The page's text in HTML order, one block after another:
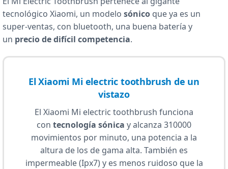
tecnológico Xiaomi, un modelo sónico que ya es un
super-ventas, con bluetooth, una buena batería y
un precio de difícil competencia.
El Xiaomi Mi electric toothbrush de un
vistazo
El Xiaomi Mi electric toothbrush funciona
con tecnología sónica y alcanza 310000
movimientos por minuto, una potencia a la
altura de los de gama alta. También es
impermeable (Ipx7) y es menos ruidoso que la